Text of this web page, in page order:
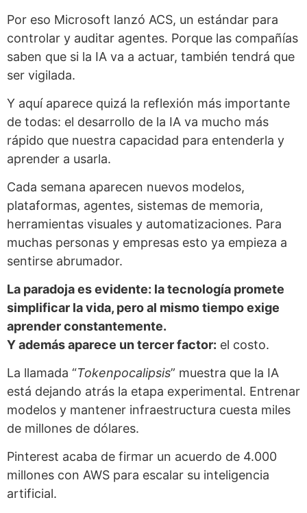
Por eso Microsoft lanzó ACS, un estándar para
controlar y auditar agentes. Porque las compañías
saben que si la IA va a actuar, también tendrá que
ser vigilada.
Y aquí aparece quizá la reflexión más importante
de todas: el desarrollo de la IA va mucho más
rápido que nuestra capacidad para entenderla y
aprender a usarla.
Cada semana aparecen nuevos modelos,
plataformas, agentes, sistemas de memoria,
herramientas visuales y automatizaciones. Para
muchas personas y empresas esto ya empieza a
sentirse abrumador.
La paradoja es evidente: la tecnología promete
simplificar la vida, pero al mismo tiempo exige
aprender constantemente.
Y además aparece un tercer factor: el costo.
La llamada “Tokenpocalipsis” muestra que la IA
está dejando atrás la etapa experimental. Entrenar
modelos y mantener infraestructura cuesta miles
de millones de dólares.
Pinterest acaba de firmar un acuerdo de 4.000
millones con AWS para escalar su inteligencia
artificial.